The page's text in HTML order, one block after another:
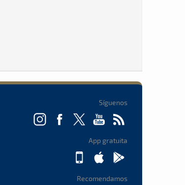
Síguenos
App gratuita
Recomendamos